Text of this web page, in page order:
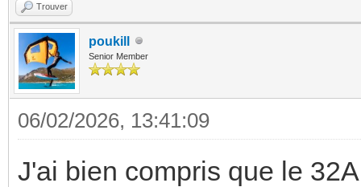
Trouver
poukill
Senior Member
06/02/2026, 13:41:09
J'ai bien compris que le